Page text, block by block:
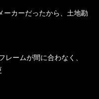
ーカーだったから、土地勘
ームが間に合わなく、